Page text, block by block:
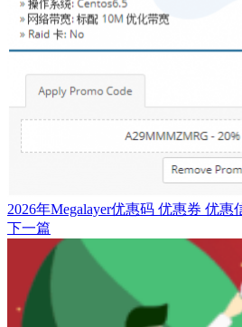
2026年Megalayer优惠码 优惠券 优惠
下一篇